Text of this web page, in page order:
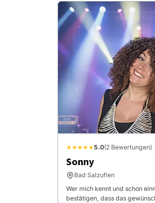
★★★★★5.0(2 Bewertungen)
Sonny
Bad Salzuflen
Wer mich kennt und schon
bestätigen, dass das